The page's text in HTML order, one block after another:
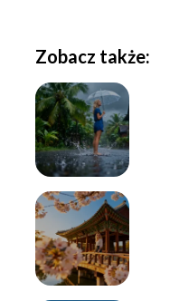
Zobacz także: